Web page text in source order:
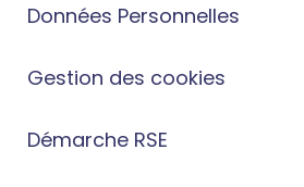
Données Personnelles
Gestion des cookies
Démarche RSE